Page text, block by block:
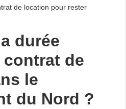
de location pour rester
durée
contrat de
le
du Nord ?